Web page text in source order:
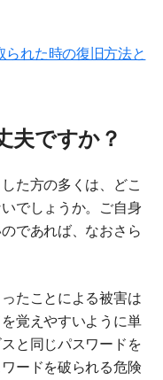
れた時の復旧方法と
夫ですか？
た方の多くは、どこ
でしょうか。ご自身
であれば、なおさら
たことによる被害は
覚えやすいように単
と同じパスワードを
ードを破られる危険